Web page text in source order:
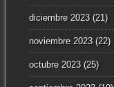
diciembre 2023(21)
noviembre 2023(22)
octubre 2023(25)